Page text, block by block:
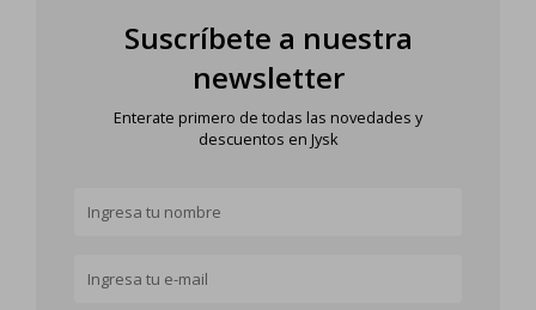
Suscríbete a nuestra
newsletter
Enterate primero de todas las novedades y
descuentos en Jysk